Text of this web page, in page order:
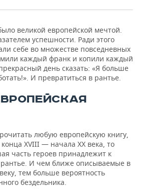
великой европейской мечтой.
успешности. Ради этого
себе во множестве повседневных
каждый франк и копили каждый
день сказать: «Я больше
И превратиться в рантье.
любую европейскую книгу,
XVIII — начала ХХ века, то
часть героев принадлежит к
рантье. И чем ближе описываемые в
тем больше вероятность
бездельника.